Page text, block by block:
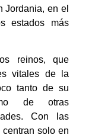
Jordania, en el
estados más
reinos, que
vitales de la
tanto de su
de otras
Con las
solo en